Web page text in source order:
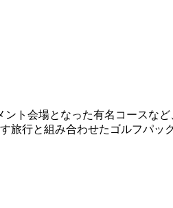
ト会場となった有名コースな
旅行と組み合わせたゴルフパッ